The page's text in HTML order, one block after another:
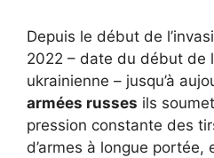
Depuis le début de
2022 – date du début de
ukrainienne – jusqu’à
armées russes ils
pression constante des
d’armes à longue portée,